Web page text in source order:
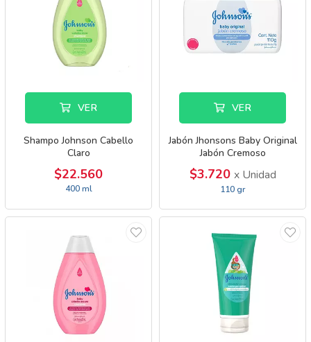
VER
Shampo Johnson Cabello
Claro
$22.560
400 ml
VER
Jabón Jhonsons Baby Original
Jabón Cremoso
$3.720 x Unidad
110 gr